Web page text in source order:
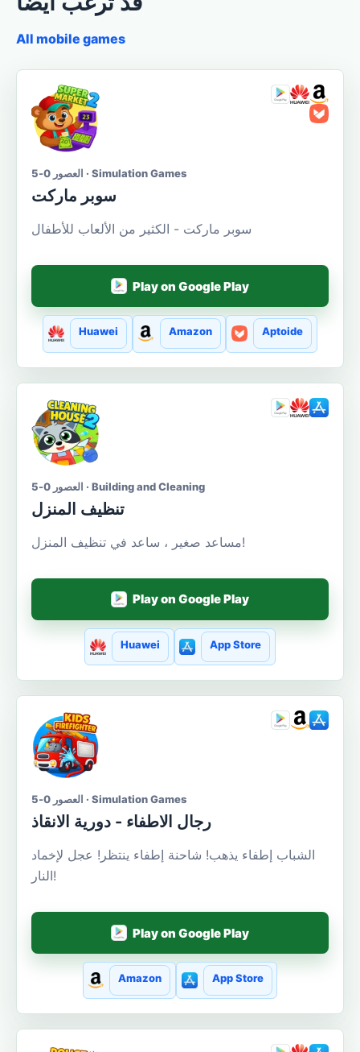
All mobile games
العصور 0-5 · Simulation Games
سوبر ماركت
سوبر ماركت - الكثير من الألعاب للأطفال
Play on Google Play
Huawei Amazon Aptoide
العصور 0-5 · Building and Cleaning
تنظيف المنزل
مساعد صغير ، ساعد في تنظيف المنزل!
Play on Google Play
Huawei App Store
العصور 0-5 · Simulation Games
رجال الاطفاء - دورية الانقاذ
الشباب إطفاء يذهب! شاحنة إطفاء ينتظر! عجل لإخماد
النار!
Play on Google Play
Amazon App Store